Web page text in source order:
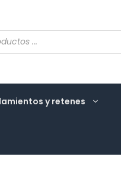
y retenes